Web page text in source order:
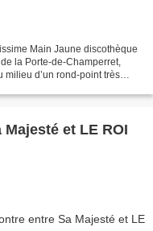
Main Jaune discothèque
la Porte-de-Champerret,
milieu d’un rond-point très
et LE ROI